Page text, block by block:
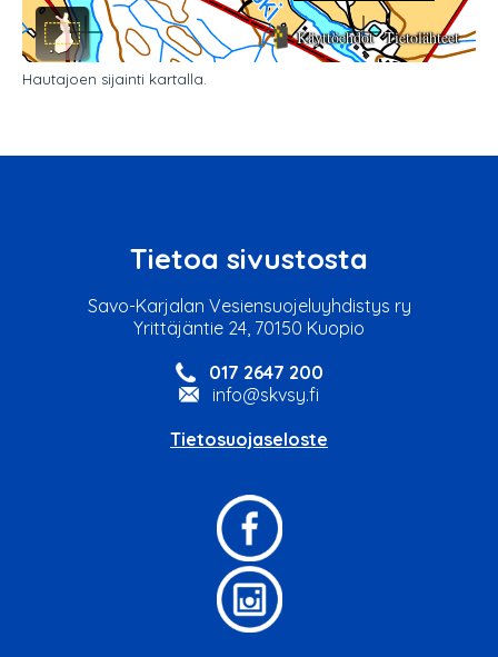
Hautajoen sijainti kartalla.
Tietoa sivustosta
Savo-Karjalan Vesiensuojeluyhdistys ry
Yrittäjäntie 24, 70150 Kuopio
017 2647 200
info@skvsy.fi
Tietosuojaseloste